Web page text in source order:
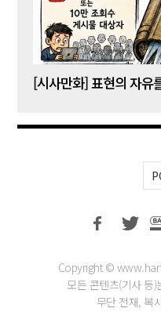
[시사만화] 표현의 자유
Copyright ©
모든 콘텐츠(기사 등
무단 전재, 복